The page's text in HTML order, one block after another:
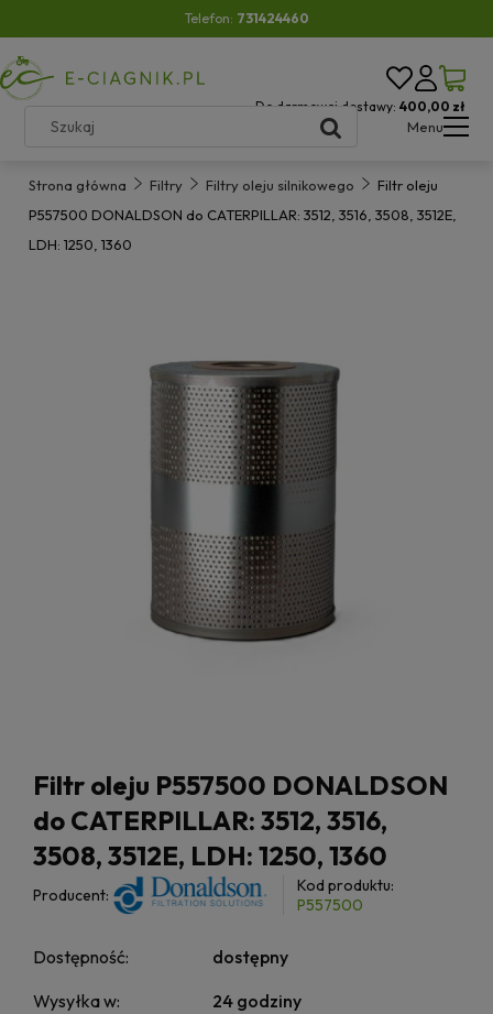
Telefon: 731424460
Do darmowej dostawy: 400,00 zł
Menu
Strona główna Filtry Filtry oleju silnikowego
Filtr oleju
P557500 DONALDSON do CATERPILLAR: 3512, 3516, 3508, 3512E,
LDH: 1250, 1360
Filtr oleju P557500 DONALDSON
do CATERPILLAR: 3512, 3516,
3508, 3512E, LDH: 1250, 1360
Producent:
Kod produktu:
P557500
Dostępność:
dostępny
Wysyłka w:
24 godziny